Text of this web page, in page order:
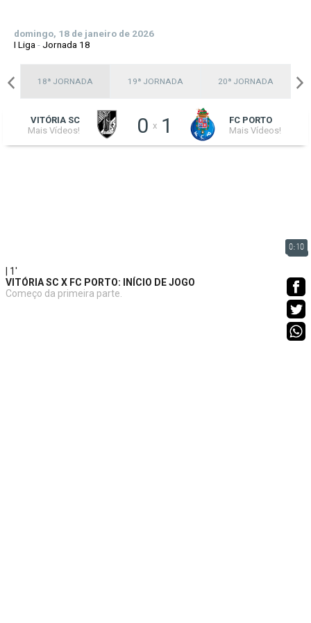
domingo, 18 de janeiro de 2026
I Liga -Jornada 18
18ª JORNADA 19ª JORNADA 20ª JORNADA
VITÓRIA SC
Mais Vídeos!
0 x 1
FC PORTO
Mais Vídeos!
0:10
| 1'
VITÓRIA SC X FC PORTO: INÍCIO DE JOGO
Começo da primeira parte.